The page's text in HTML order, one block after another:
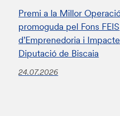
Premi a la Millor
promoguda pel Fons FEIS
d’Emprenedoria i
Diputació de Biscaia
24.07.2026